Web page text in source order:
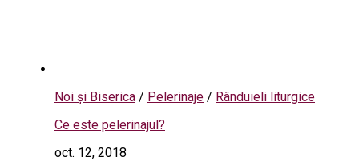
Noi și Biserica / Pelerinaje / Rânduieli liturgice
Ce este pelerinajul?
oct. 12, 2018